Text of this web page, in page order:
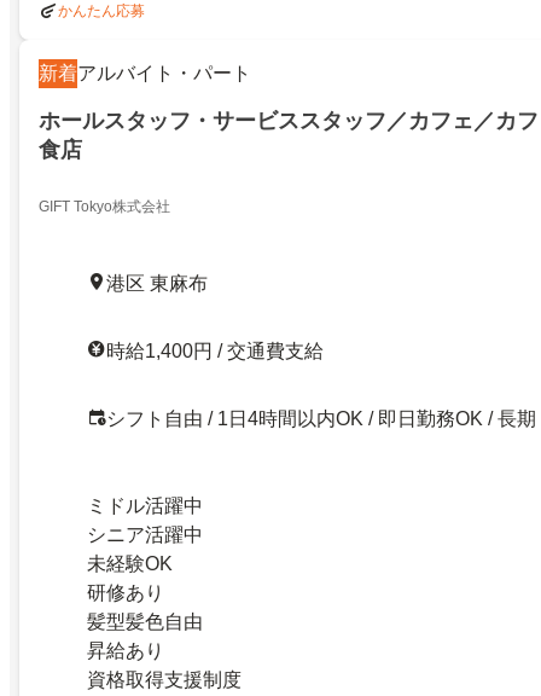
かんたん応募
新着アルバイト・パート
ホールスタッフ・サービススタッフ／カフェ／カ
食店
GIFT Tokyo株式会社
港区 東麻布
時給1,400円 / 交通費支給
シフト自由 / 1日4時間以内OK / 即日勤務OK / 長期
ミドル活躍中
シニア活躍中
未経験OK
研修あり
髪型髪色自由
昇給あり
資格取得支援制度